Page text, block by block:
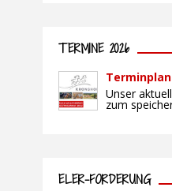
TERMINE 2026
Terminplan
Unser
zum
ELER-FÖRDERUNG